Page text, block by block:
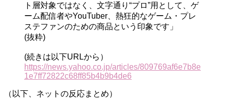
ト層対象ではなく、文字通り“プロ”用として、ゲ
ーム配信者やYouTuber、熱狂的なゲーム・プレ
ステファンのための商品という印象です」
(抜粋)
(続きは以下URLから）
https://news.yahoo.co.jp/articles/809769af6e7b8e
1e7ff72822c68ff85b4b9b4de6
（以下、ネットの反応まとめ）